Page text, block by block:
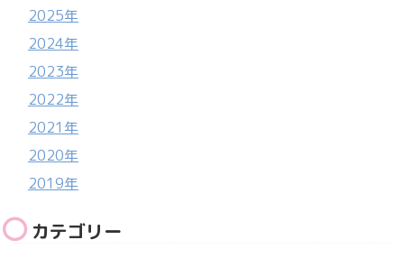
2025年
2024年
2023年
2022年
2021年
2020年
2019年
カテゴリー